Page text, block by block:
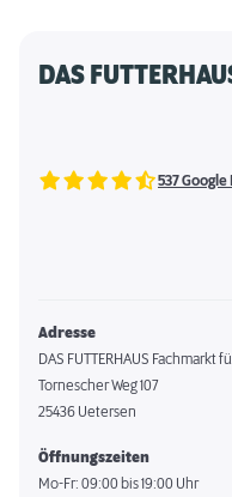
DAS
537
Adresse
DAS FUTTERHAUS Fachmarkt
Tornescher Weg 107
25436 Uetersen
Öffnungszeiten
Mo-Fr: 09:00 bis 19:00 Uhr